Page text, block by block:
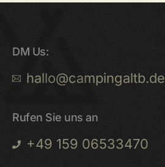
DM Us:
hallo@campingaltb.de
Rufen Sie uns an
+49 159 06533470